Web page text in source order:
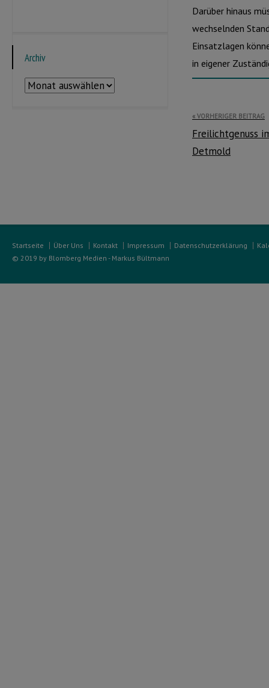
Darüber hinaus
wechselnden
Einsatzlagen
in eigener
VORHERIGER BEITRAG
Freilichtgenuss
Detmold
Archiv
Archiv
Startseite Über Uns Kontakt Impressum Datenschutzerklärung
© 2019 by Blomberg Medien - Markus Bültmann